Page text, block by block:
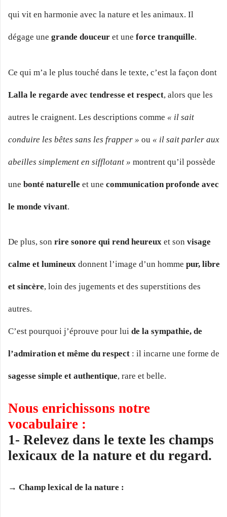
qui vit en harmonie avec la nature et les animaux. Il
dégage une grande douceur et une force tranquille.
Ce qui m’a le plus touché dans le texte, c’est la façon dont
Lalla le regarde avec tendresse et respect, alors que les
autres le craignent. Les descriptions comme « il sait
conduire les bêtes sans les frapper » ou « il sait parler aux
abeilles simplement en sifflotant » montrent qu’il possède
une bonté naturelle et une communication profonde avec
le monde vivant.
De plus, son rire sonore qui rend heureux et son visage
calme et lumineux donnent l’image d’un homme pur, libre
et sincère, loin des jugements et des superstitions des
autres.
C’est pourquoi j’éprouve pour lui de la sympathie, de
l’admiration et même du respect : il incarne une forme de
sagesse simple et authentique, rare et belle.
Nous enrichissons notre
vocabulaire :
1- Relevez dans le texte les champs
lexicaux de la nature et du regard.
→ Champ lexical de la nature :